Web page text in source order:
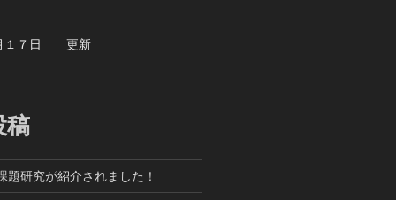
１７日 更新
稿
題研究が紹介されました！